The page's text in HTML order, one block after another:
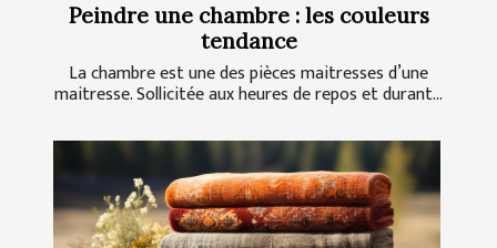
Peindre une chambre : les couleurs
tendance
La chambre est une des pièces maitresses d’une
maitresse. Sollicitée aux heures de repos et durant...